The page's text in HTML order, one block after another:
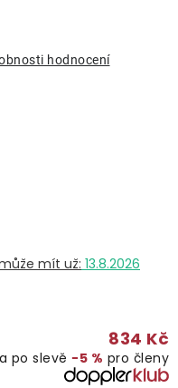
hodnocení
13.8.2026
834 Kč
po slevě −5 % pro členy